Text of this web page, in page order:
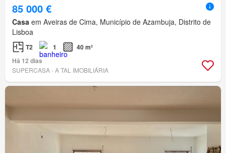
85 000 €
Casa em Aveiras de Cima, Município de Azambuja, Distrito de
Lisboa
T2 1
40 m²
Há 12 dias
SUPERCASA - A TAL IMOBILIÁRIA